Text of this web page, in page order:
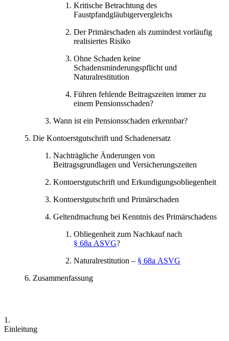
Kritische Betrachtung des
Faustpfandgläubigervergleichs
Der Primärschaden als zumindest vorläufig
realisiertes Risiko
Ohne Schaden keine
Schadensminderungspflicht und
Naturalrestitution
Führen fehlende Beitragszeiten immer zu
einem Pensionsschaden?
Wann ist ein Pensionsschaden erkennbar?
Die Kontoerstgutschrift und Schadenersatz
Nachträgliche Änderungen von
Beitragsgrundlagen und Versicherungszeiten
Kontoerstgutschrift und Erkundigungsobliegenheit
Kontoerstgutschrift und Primärschaden
Geltendmachung bei Kenntnis des Primärschadens
Obliegenheit zum Nachkauf nach
§ 68a ASVG?
Naturalrestitution – § 68a ASVG
Zusammenfassung
1.
Einleitung